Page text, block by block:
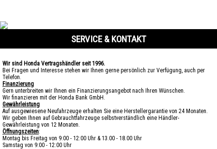
SERVICE & KONTAKT
Wir sind Honda Vertragshändler seit 1996.
Bei Fragen und Interesse stehen wir Ihnen gerne persönlich zur Verfügung, auch per
Telefon.
Finanzierung
Gern unterbreiten wir Ihnen ein Finanzierungsangebot nach Ihren Wünschen.
Wir finanzieren mit der Honda Bank GmbH.
Gewährleistung
Auf ausgewiesene Neufahrzeuge erhalten Sie eine Herstellergarantie von 24 Monaten.
Wir geben Ihnen auf Gebrauchtfahrzeuge selbstverständlich eine Händler-
Gewährleistung von 12 Monaten.
Öffnungszeiten:
Montag bis Freitag von 9:00 - 12:00 Uhr & 13.00 - 18.00 Uhr
Samstag von 9:00 - 12:00 Uhr